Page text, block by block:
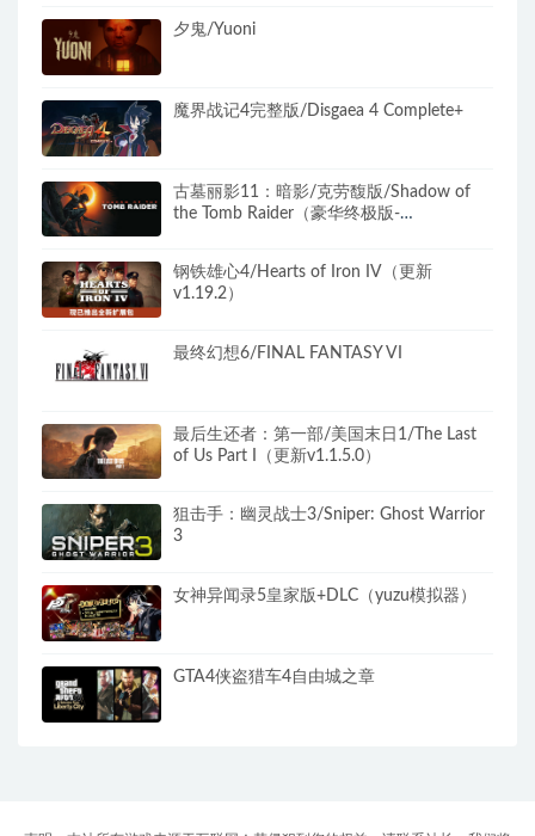
夕鬼/Yuoni
魔界战记4完整版/Disgaea 4 Complete+
古墓丽影11：暗影/克劳馥版/Shadow of
the Tomb Raider（豪华终极版-
钢铁雄心4/Hearts of Iron IV（更新
v1.19.2）
最终幻想6/FINAL FANTASY VI
最后生还者：第一部/美国末日1/The Last
of Us Part I（更新v1.1.5.0）
狙击手：幽灵战士3/Sniper: Ghost Warrior
3
女神异闻录5皇家版+DLC（yuzu模拟器）
GTA4侠盗猎车4自由城之章